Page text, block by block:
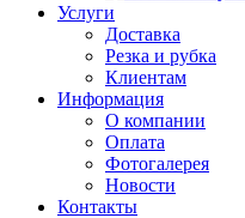
Услуги
Доставка
Резка и рубка
Клиентам
Информация
О компании
Оплата
Фотогалерея
Новости
Контакты